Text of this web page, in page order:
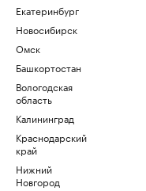
Екатеринбург
Новосибирск
Омск
Башкортостан
Вологодская
область
Калининград
Краснодарский
край
Нижний
Новгород